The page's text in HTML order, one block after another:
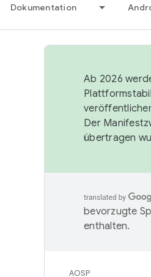
Dokumentation
Ab 2026
Der
übertragen
bevorzugte
enthalten.
AOSP